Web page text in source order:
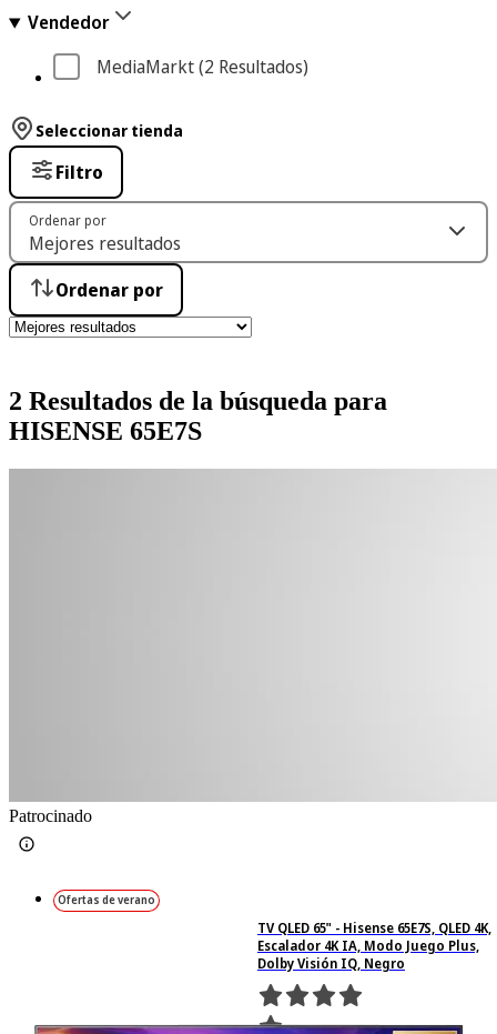
Vendedor
MediaMarkt (2 Resultados)
2 Resultados de la búsqueda para
HISENSE 65E7S
Seleccionar tienda
Filtro
Ordenar por
Ordenar por
Patrocinado
Ofertas de verano
TV QLED 65" - Hisense 65E7S, QLED 4K,
Escalador 4K IA, Modo Juego Plus,
Dolby Visión IQ, Negro